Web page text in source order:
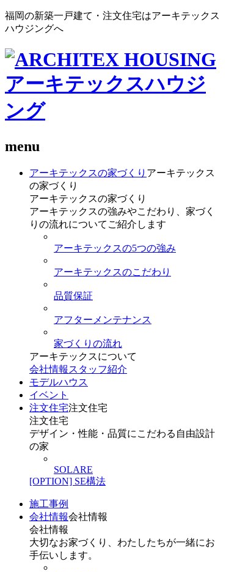
福岡の新築一戸建て・注文住宅はアーキテックス
ハウジングへ
menu
アーキテックスの家づくり アーキテックス
の家づくり
アーキテックスの家づくり
アーキテックスの強みやこだわり、家づく
りの流れについてご紹介します
アーキテックスの5つの強み
アーキテックスのこだわり
品質保証
アフターメンテナンス
家づくりの流れ
アーキテックスについて
会社情報 スタッフ紹介
モデルハウス
イベント
注文住宅注文住宅
注文住宅
デザイン・性能・品質にこだわる自由設計
の家
SOLARE
[OPTION] SE構法
施工事例
会社情報会社情報
会社情報
大切なお家づくり、わたしたちが一緒にお
手伝いします。